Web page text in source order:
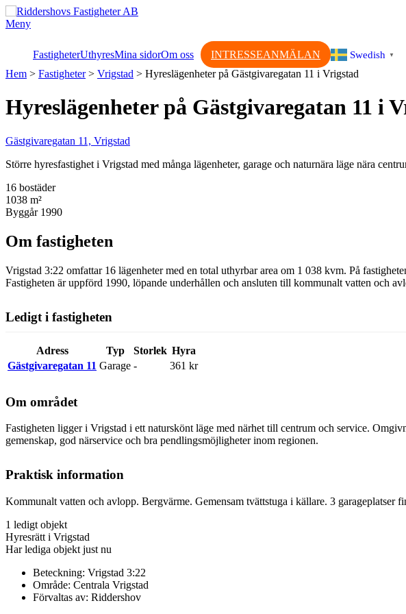
Hoppa
till
Meny
FastigheterUthyresMina sidorOm oss INTRESSEANMÄLAN Swedish ▼
Hem > Fastigheter> Vrigstad > Hyreslägenheter på Gästgivaregatan 11 i Vrigstad
Hyreslägenheter på Gästgivaregatan 11 i
Gästgivaregatan 11, Vrigstad
Större hyresfastighet i Vrigstad med många lägenheter, garage och naturnära läge nära
16 bostäder
1038 m²
Byggår 1990
Om fastigheten
Vrigstad 3:22 omfattar 16 lägenheter med en total uthyrbar area om 1 038 kvm. På
Fastigheten är uppförd 1990, löpande underhållen och ansluten till kommunalt vatten och
Ledigt i fastigheten
Adress Typ Storlek Hyra
Gästgivaregatan 11 Garage - 361 kr
Om området
Fastigheten ligger i Vrigstad i ett naturskönt läge med närhet till centrum och service.
gemenskap, god närservice och bra pendlingsmöjligheter inom regionen.
Praktisk information
Kommunalt vatten och avlopp. Bergvärme. Gemensam tvättstuga i källare. 3 garageplatser
1 ledigt objekt
Hyresrätt i Vrigstad
Har lediga objekt just nu
Beteckning: Vrigstad 3:22
Område: Centrala Vrigstad
Förvaltas av: Riddershov